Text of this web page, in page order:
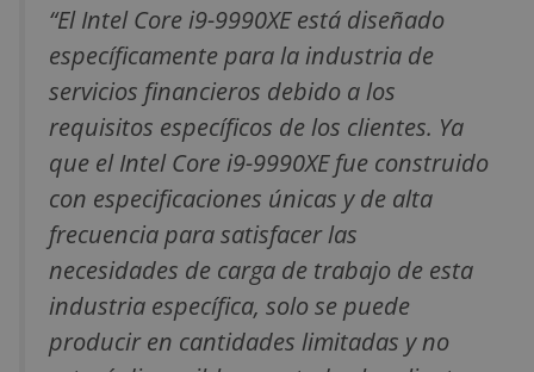
“El Intel Core i9-9990XE está diseñado
específicamente para la industria de
servicios financieros debido a los
requisitos específicos de los clientes. Ya
que el Intel Core i9-9990XE fue construido
con especificaciones únicas y de alta
frecuencia para satisfacer las
necesidades de carga de trabajo de esta
industria específica, solo se puede
producir en cantidades limitadas y no